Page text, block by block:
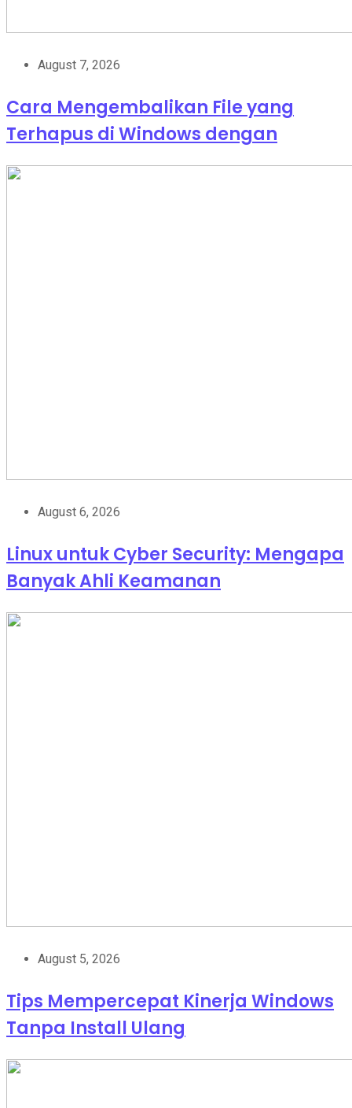
August 7, 2026
Cara Mengembalikan File yang
Terhapus di Windows dengan
August 6, 2026
Linux untuk Cyber Security: Mengapa
Banyak Ahli Keamanan
August 5, 2026
Tips Mempercepat Kinerja Windows
Tanpa Install Ulang